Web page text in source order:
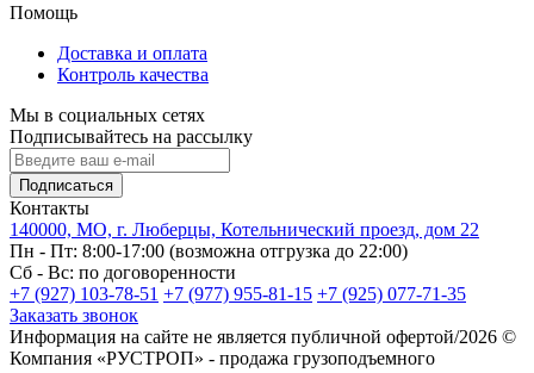
Помощь
Доставка и оплата
Контроль качества
Мы в социальных сетях
Подписывайтесь на рассылку
Подписаться
Контакты
140000, МО, г. Люберцы, Котельнический проезд, дом 22
Пн - Пт: 8:00-17:00 (возможна отгрузка до 22:00)
Сб - Вс: по договоренности
+7 (927) 103-78-51 +7 (977) 955-81-15 +7 (925) 077-71-35
Заказать звонок
Информация на сайте не является публичной офертой/2026 ©
Компания «РУСТРОП» - продажа грузоподъемного